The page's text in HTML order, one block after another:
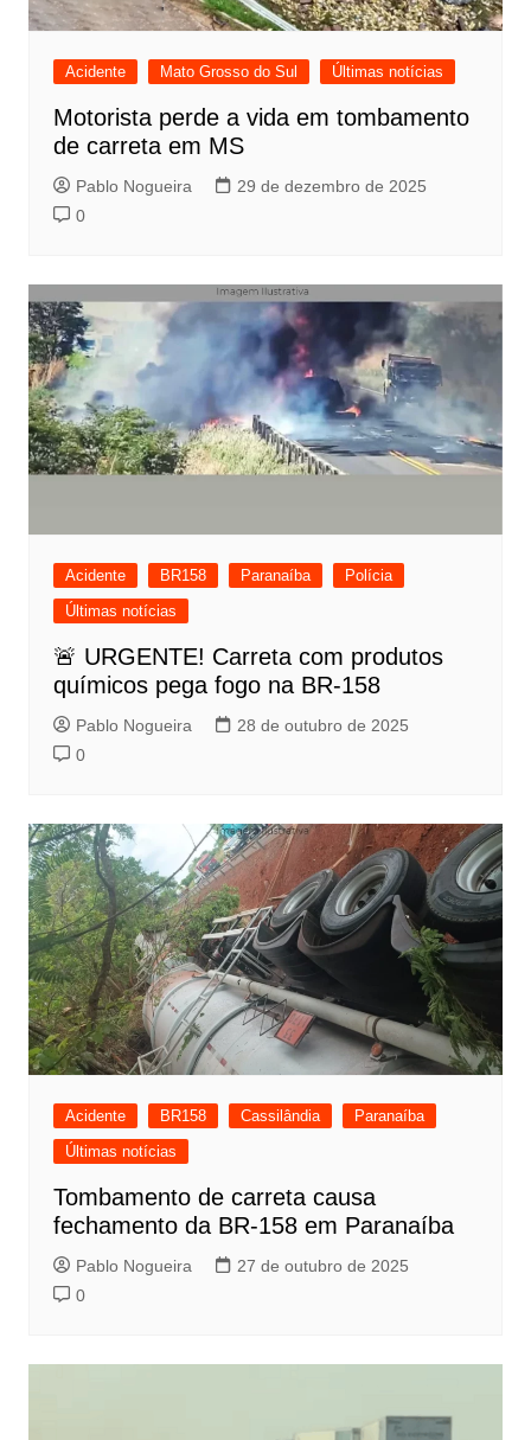
Acidente Mato Grosso do Sul Últimas notícias
Motorista perde a vida em tombamento
de carreta em MS
Pablo Nogueira
29 de dezembro de 2025
0
Acidente BR158 Paranaíba
Polícia
Últimas notícias
🚨 URGENTE! Carreta com produtos
químicos pega fogo na BR-158
Pablo Nogueira
28 de outubro de 2025
0
Acidente BR158 Cassilândia
Paranaíba
Últimas notícias
Tombamento de carreta causa
fechamento da BR-158 em Paranaíba
Pablo Nogueira
27 de outubro de 2025
0